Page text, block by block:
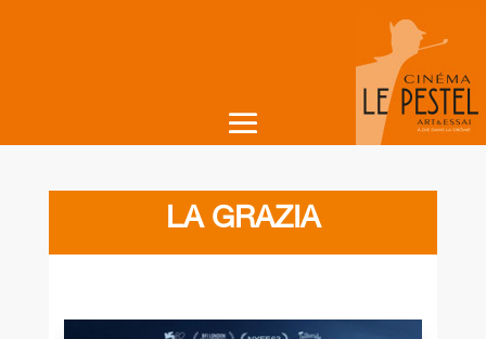
LA GRAZIA